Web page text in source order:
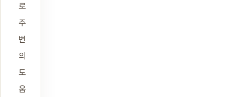
로
주
변
의
도
움